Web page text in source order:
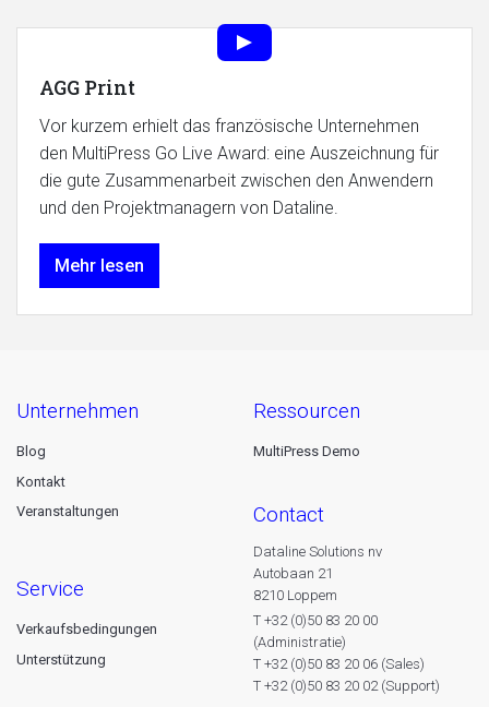
AGG Print
Vor kurzem erhielt das französische Unternehmen
den MultiPress Go Live Award: eine Auszeichnung für
die gute Zusammenarbeit zwischen den Anwendern
und den Projektmanagern von Dataline.
Mehr lesen
unternehmen
Blog
Kontakt
Veranstaltungen
service
Verkaufsbedingungen
Unterstützung
ressourcen
MultiPress Demo
contact
Dataline Solutions nv
Autobaan 21
8210 Loppem
T +32 (0)50 83 20 00
(Administratie)
T +32 (0)50 83 20 06 (Sales)
T +32 (0)50 83 20 02 (Support)